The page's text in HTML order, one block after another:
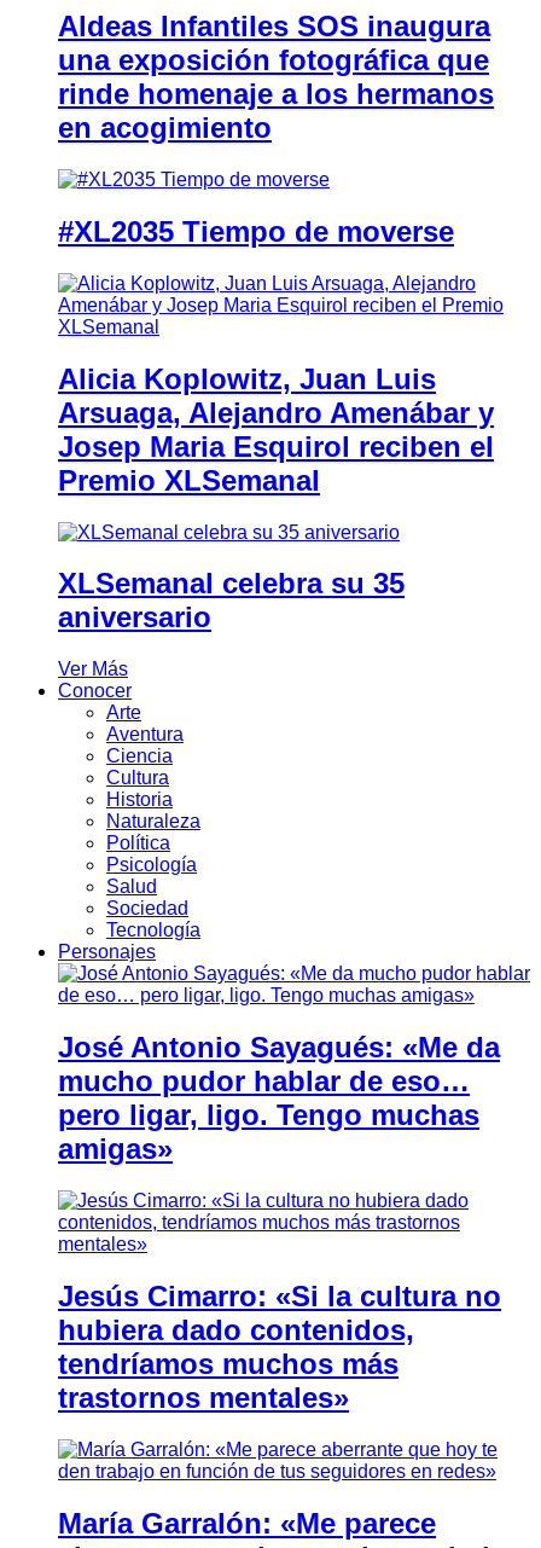
Aldeas Infantiles SOS inaugura
una exposición fotográfica que
rinde homenaje a los hermanos
en acogimiento
#XL2035 Tiempo de moverse
Alicia Koplowitz, Juan Luis
Arsuaga, Alejandro Amenábar y
Josep Maria Esquirol reciben el
Premio XLSemanal
XLSemanal celebra su 35
aniversario
Ver Más
Conocer
Arte
Aventura
Ciencia
Cultura
Historia
Naturaleza
Política
Psicología
Salud
Sociedad
Tecnología
Personajes
José Antonio Sayagués: «Me da
mucho pudor hablar de eso…
pero ligar, ligo. Tengo muchas
amigas»
Jesús Cimarro: «Si la cultura no
hubiera dado contenidos,
tendríamos muchos más
trastornos mentales»
María Garralón: «Me parece